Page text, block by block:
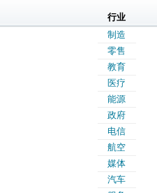
行业
制造
零售
教育
医疗
能源
政府
电信
航空
媒体
汽车